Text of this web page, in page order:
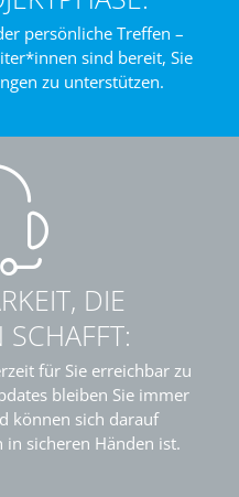
persönliche Treffen –
sind bereit, Sie
zu unterstützen.
DIE
SCHAFFT:
für Sie erreichbar zu
bleiben Sie immer
können sich darauf
in sicheren Händen ist.